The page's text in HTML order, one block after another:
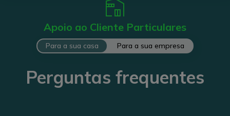
Apoio ao Cliente Particulares
Para a sua casa Para a sua empresa
Perguntas frequentes